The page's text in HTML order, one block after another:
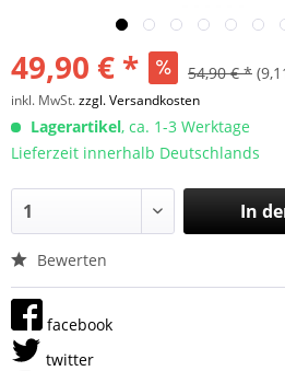
49,90 € * 54,90 € *
inkl. MwSt.zzgl. Versandkosten
Lagerartikel, ca. 1-3 Werktage
Lieferzeit innerhalb Deutschlands
In
Bewerten
facebook
twitter